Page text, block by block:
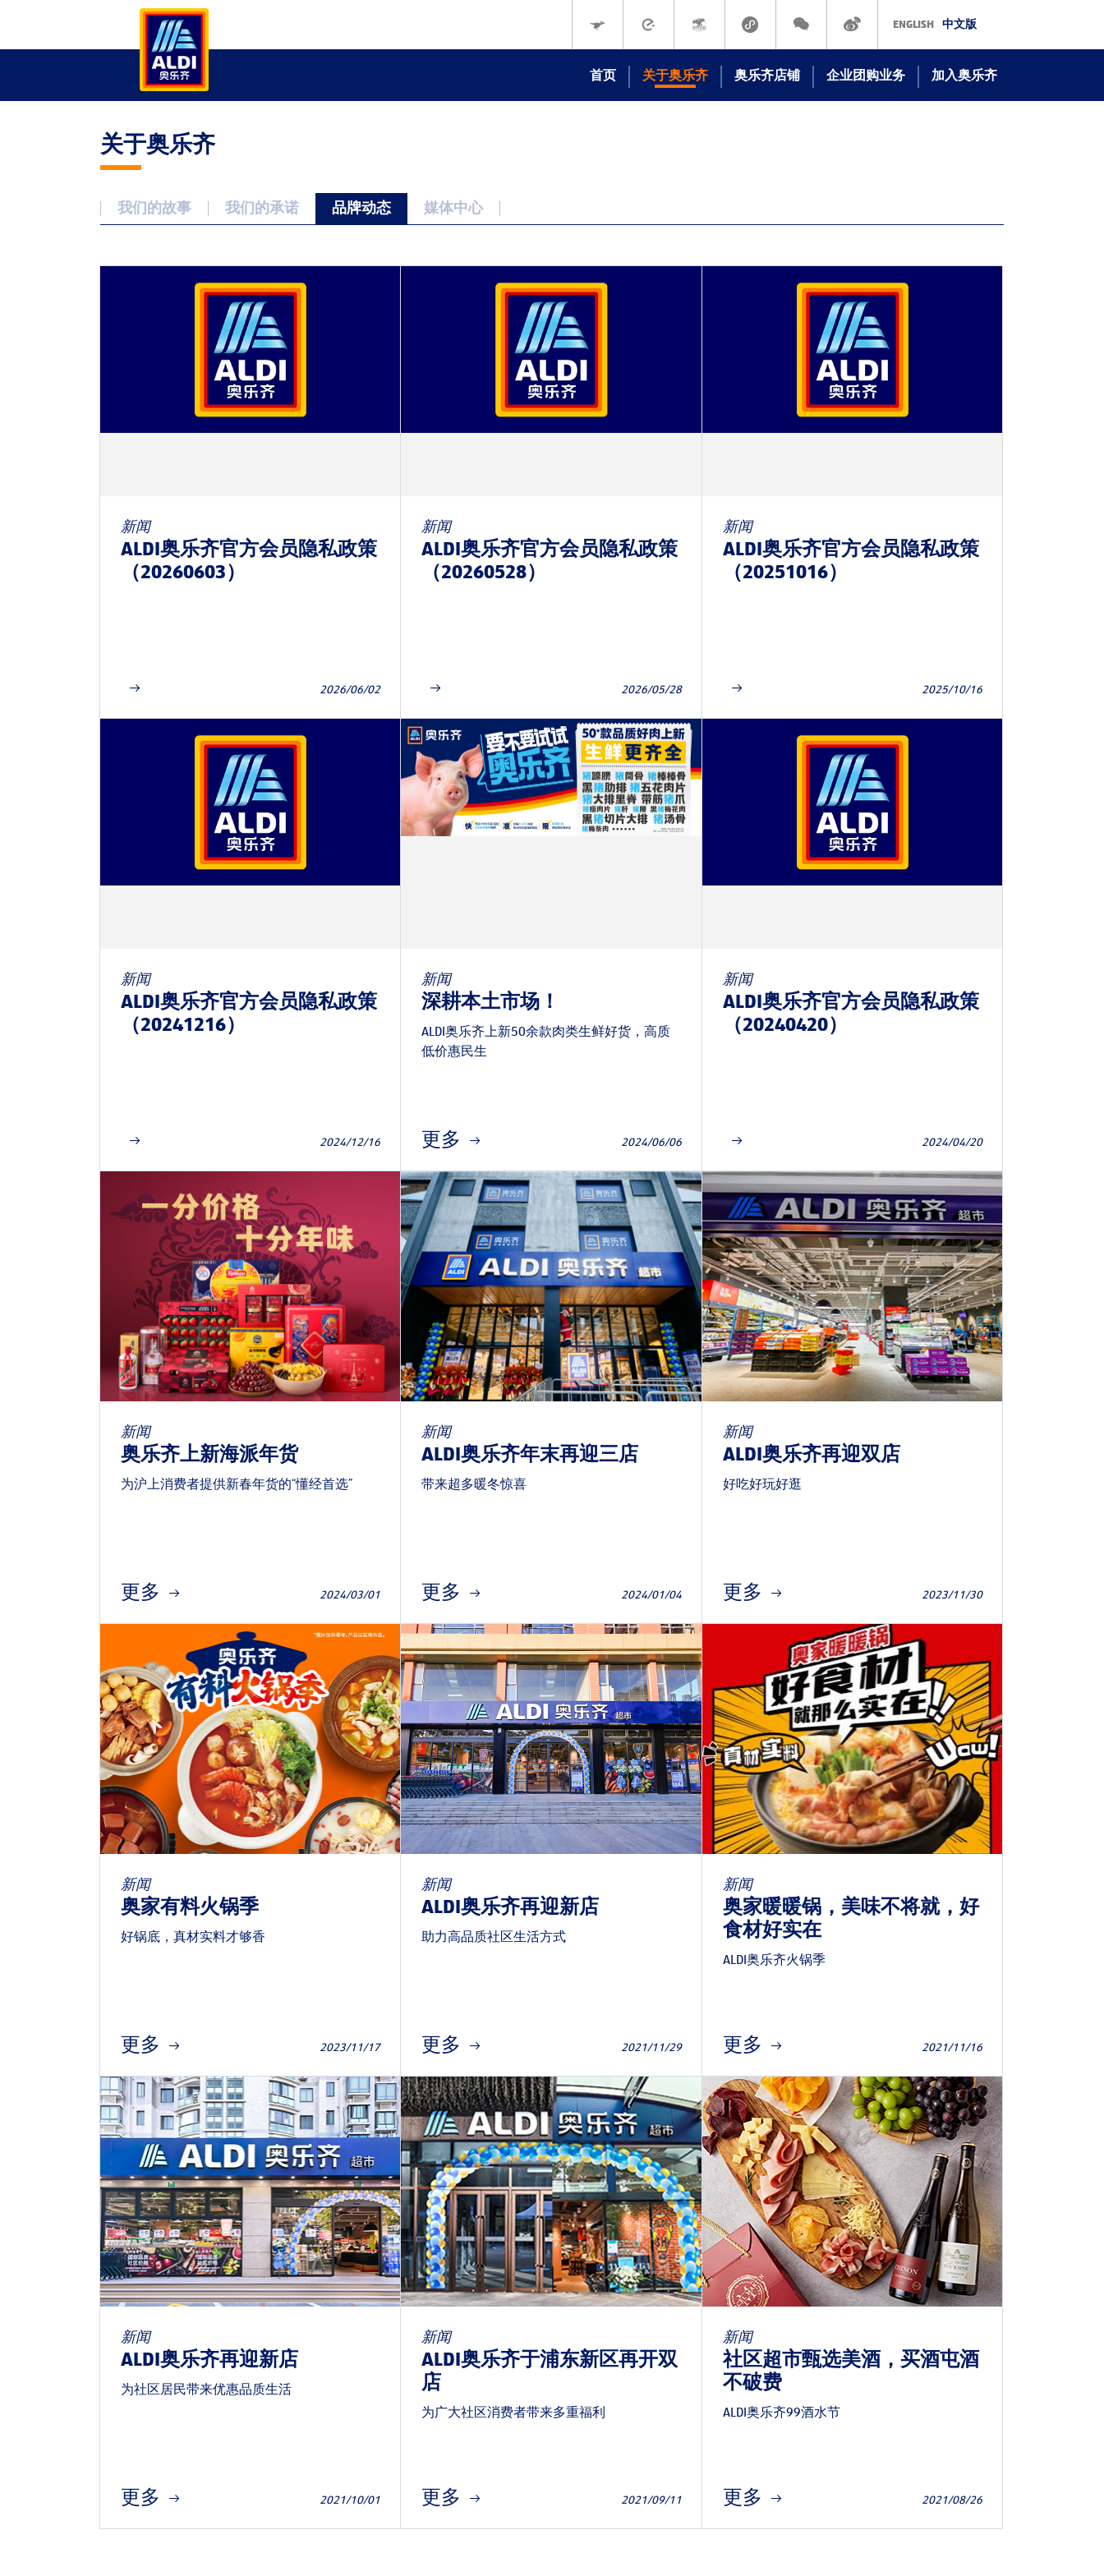
ENGLISH 中文版
首页
关于奥乐齐
奥乐齐店铺
企业团购业务
加入奥乐齐
关于奥乐齐
我们的故事 我们的承诺 品牌动态 媒体中心
新闻
ALDI奥乐齐官方会员隐私政策
（20260603）
2026/06/02
新闻
ALDI奥乐齐官方会员隐私政策
（20260528）
2026/05/28
新闻
ALDI奥乐齐官方会员隐私政策
（20251016）
2025/10/16
新闻
ALDI奥乐齐官方会员隐私政策
（20241216）
2024/12/16
新闻
深耕本土市场！
ALDI奥乐齐上新50余款肉类生鲜好货，高质
低价惠民生
2024/06/06
更多
新闻
ALDI奥乐齐官方会员隐私政策
（20240420）
2024/04/20
新闻
奥乐齐上新海派年货
为沪上消费者提供新春年货的“懂经首选”
2024/03/01
更多
新闻
ALDI奥乐齐年末再迎三店
带来超多暖冬惊喜
2024/01/04
更多
新闻
ALDI奥乐齐再迎双店
好吃好玩好逛
2023/11/30
更多
新闻
奥家有料火锅季
好锅底，真材实料才够香
2023/11/17
更多
新闻
ALDI奥乐齐再迎新店
助力高品质社区生活方式
2021/11/29
更多
新闻
奥家暖暖锅，美味不将就，好
食材好实在
ALDI奥乐齐火锅季
2021/11/16
更多
新闻
ALDI奥乐齐再迎新店
为社区居民带来优惠品质生活
2021/10/01
更多
新闻
ALDI奥乐齐于浦东新区再开双
店
为广大社区消费者带来多重福利
2021/09/11
更多
新闻
社区超市甄选美酒，买酒屯酒
不破费
ALDI奥乐齐99酒水节
2021/08/26
更多